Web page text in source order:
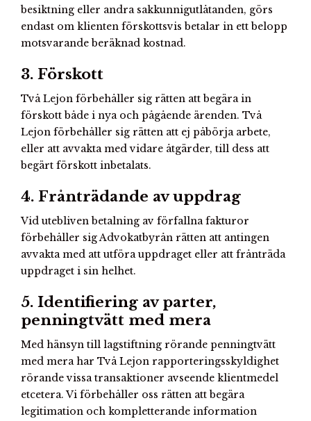
besiktning eller andra sakkunnigutlåtanden, görs
endast om klienten förskottsvis betalar in ett belopp
motsvarande beräknad kostnad.
3. Förskott
Två Lejon förbehåller sig rätten att begära in
förskott både i nya och pågående ärenden. Två
Lejon förbehåller sig rätten att ej påbörja arbete,
eller att avvakta med vidare åtgärder, till dess att
begärt förskott inbetalats.
4. Frånträdande av uppdrag
Vid utebliven betalning av förfallna fakturor
förbehåller sig Advokatbyrån rätten att antingen
avvakta med att utföra uppdraget eller att frånträda
uppdraget i sin helhet.
5. Identifiering av parter,
penningtvätt med mera
Med hänsyn till lagstiftning rörande penningtvätt
med mera har Två Lejon rapporteringsskyldighet
rörande vissa transaktioner avseende klientmedel
etcetera. Vi förbehåller oss rätten att begära
legitimation och kompletterande information